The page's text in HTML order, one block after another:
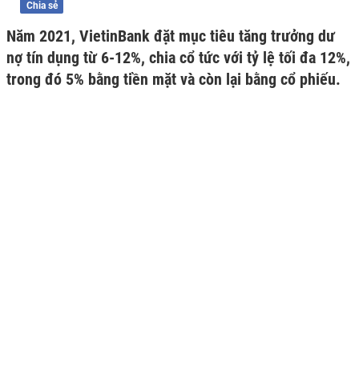
Chia sẻ
Năm 2021, VietinBank đặt mục tiêu tăng trưởng dư
nợ tín dụng từ 6-12%, chia cổ tức với tỷ lệ tối đa 12%,
trong đó 5% bằng tiền mặt và còn lại bằng cổ phiếu.